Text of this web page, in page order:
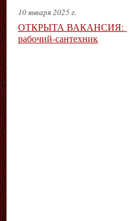
10 января 2025 г.
ОТКРЫТА ВАКАНСИЯ:
рабочий-сантехник